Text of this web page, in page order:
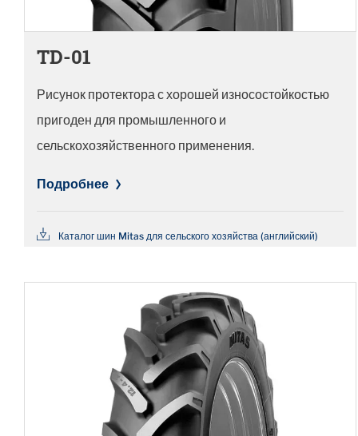
TD-01
Рисунок протектора с хорошей износостойкостью
пригоден для промышленного и
сельскохозяйственного применения.
Подробнее
Каталог шин Mitas для сельского хозяйства (английский)